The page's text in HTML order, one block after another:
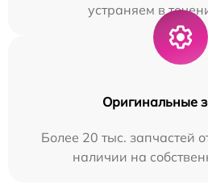
устраняем в
Оригинальные
Более 20 тыс. запчастей
наличии на